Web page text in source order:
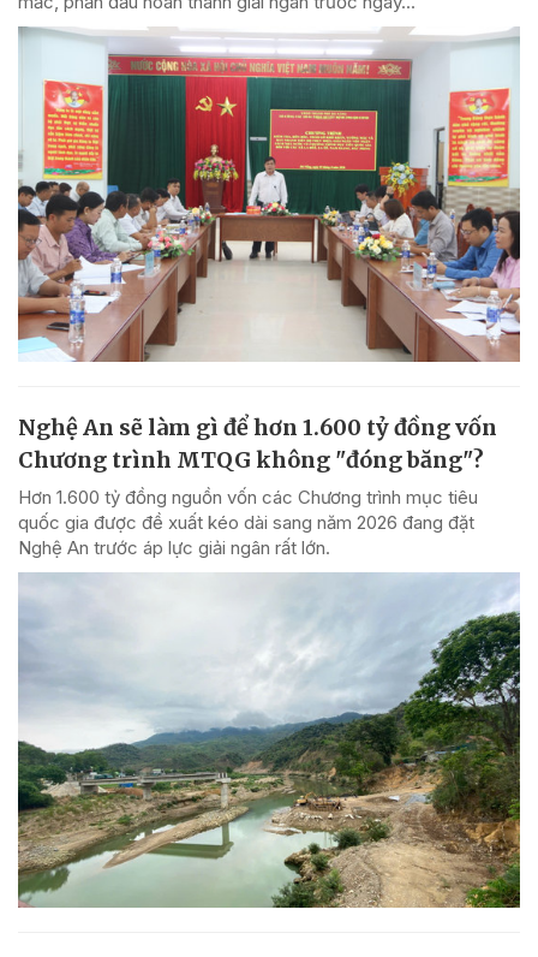
Nghệ An sẽ làm gì để hơn 1.600 tỷ đồng vốn
Chương trình MTQG không "đóng băng"?
Hơn 1.600 tỷ đồng nguồn vốn các Chương trình mục tiêu
quốc gia được đề xuất kéo dài sang năm 2026 đang đặt
Nghệ An trước áp lực giải ngân rất lớn.